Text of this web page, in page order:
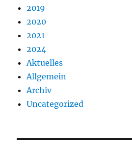
2019
2020
2021
2024
Aktuelles
Allgemein
Archiv
Uncategorized